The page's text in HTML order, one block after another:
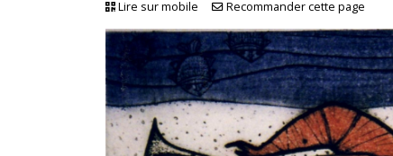
Lire sur mobile Recommander cette page